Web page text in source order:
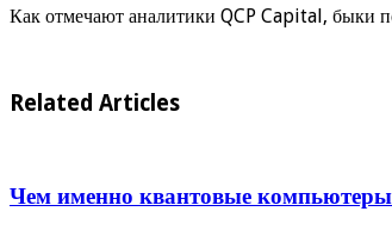
Как отмечают аналитики QCP Capital, быки
Related Articles
Чем именно квантовые